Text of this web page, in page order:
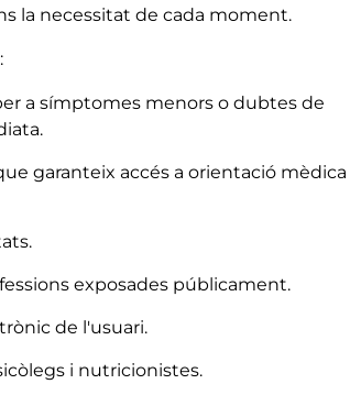
la necessitat de cada moment.
a símptomes menors o dubtes de
garanteix accés a orientació mèdica
exposades públicament.
de l'usuari.
i nutricionistes.